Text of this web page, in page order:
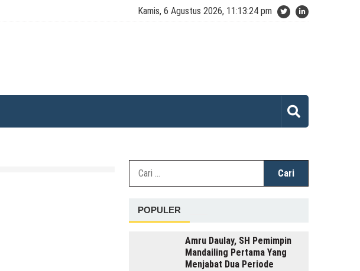
Kamis, 6 Agustus 2026, 11:13:24 pm
POPULER
Amru Daulay, SH Pemimpin
Mandailing Pertama Yang
Menjabat Dua Periode